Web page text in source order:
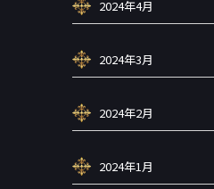
2024年4月
2024年3月
2024年2月
2024年1月